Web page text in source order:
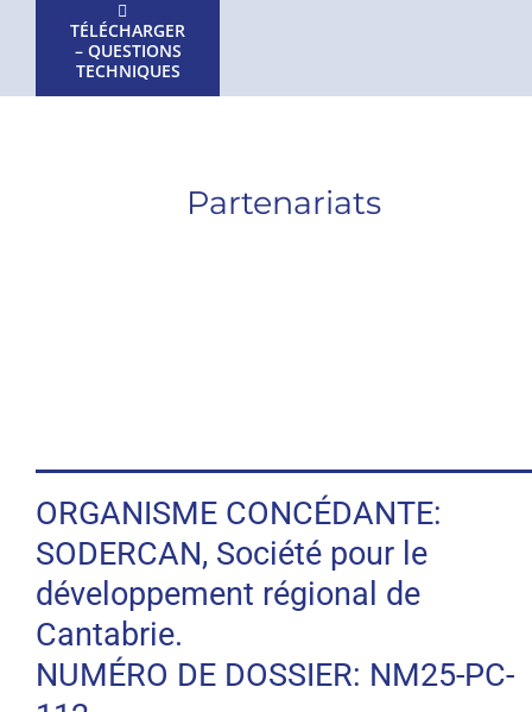
TÉLÉCHARGER
– QUESTIONS
TECHNIQUES
Partenariats
ORGANISME CONCÉDANTE:
SODERCAN, Société pour le
développement régional de
Cantabrie.
NUMÉRO DE DOSSIER: NM25-PC-